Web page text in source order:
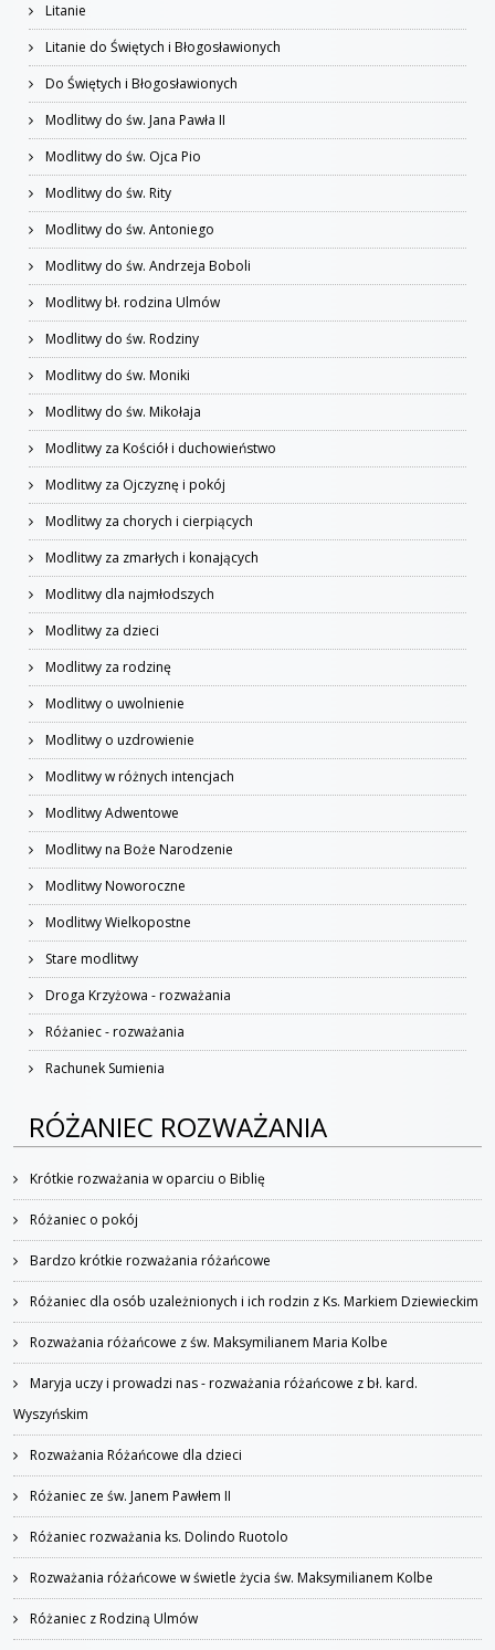
Litanie
Litanie do Świętych i Błogosławionych
Do Świętych i Błogosławionych
Modlitwy do św. Jana Pawła II
Modlitwy do św. Ojca Pio
Modlitwy do św. Rity
Modlitwy do św. Antoniego
Modlitwy do św. Andrzeja Boboli
Modlitwy bł. rodzina Ulmów
Modlitwy do św. Rodziny
Modlitwy do św. Moniki
Modlitwy do św. Mikołaja
Modlitwy za Kościół i duchowieństwo
Modlitwy za Ojczyznę i pokój
Modlitwy za chorych i cierpiących
Modlitwy za zmarłych i konających
Modlitwy dla najmłodszych
Modlitwy za dzieci
Modlitwy za rodzinę
Modlitwy o uwolnienie
Modlitwy o uzdrowienie
Modlitwy w różnych intencjach
Modlitwy Adwentowe
Modlitwy na Boże Narodzenie
Modlitwy Noworoczne
Modlitwy Wielkopostne
Stare modlitwy
Droga Krzyżowa - rozważania
Różaniec - rozważania
Rachunek Sumienia
RÓŻANIEC ROZWAŻANIA
Krótkie rozważania w oparciu o Biblię
Różaniec o pokój
Bardzo krótkie rozważania różańcowe
Różaniec dla osób uzależnionych i ich rodzin z Ks. Markiem Dziewieckim
Rozważania różańcowe z św. Maksymilianem Maria Kolbe
Maryja uczy i prowadzi nas - rozważania różańcowe z bł. kard.
Wyszyńskim
Rozważania Różańcowe dla dzieci
Różaniec ze św. Janem Pawłem II
Różaniec rozważania ks. Dolindo Ruotolo
Rozważania różańcowe w świetle życia św. Maksymilianem Kolbe
Różaniec z Rodziną Ulmów